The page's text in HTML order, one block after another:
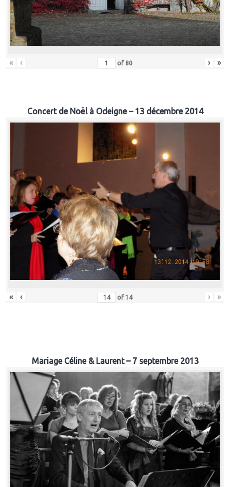
« ‹ of 80 › »
Concert de Noël à Odeigne – 13 décembre 2014
« ‹ of 14 › »
Mariage Céline & Laurent – 7 septembre 2013